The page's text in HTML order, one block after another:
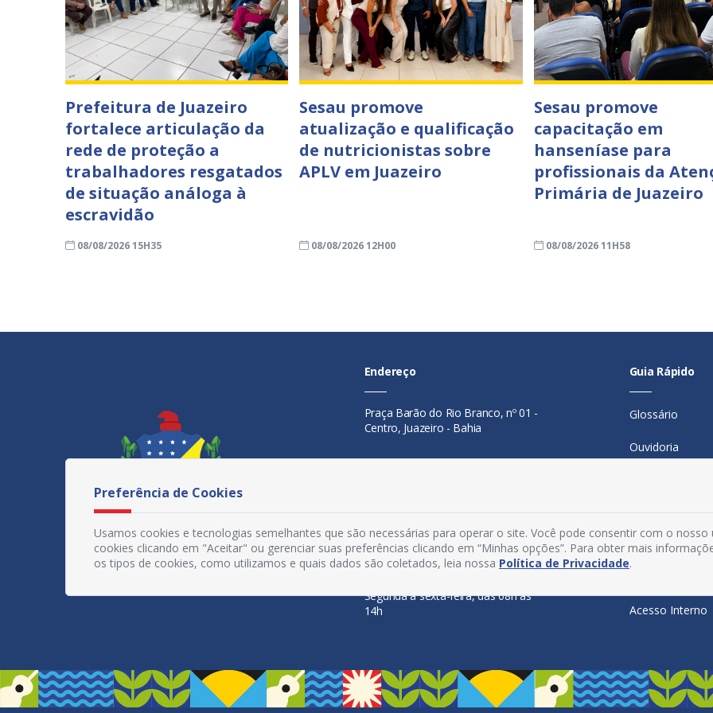
Prefeitura de Juazeiro
fortalece articulação da
rede de proteção a
trabalhadores resgatados
de situação análoga à
escravidão
08/08/2026 15H35
Sesau promove
atualização e qualificação
de nutricionistas sobre
APLV em Juazeiro
08/08/2026 12H00
Sesau promove
capacitação em
hanseníase para
profissionais da
Primária de Juazeiro
08/08/2026 11H58
Endereço
Praça Barão do Rio Branco, nº 01 -
Centro, Juazeiro - Bahia
Contato
Horário De Funcionamento
Segunda a sexta-feira, das 08h às
14h
Guia Rápido
Glossário
Ouvidoria
Perguntas
Manual de
Acesso Interno
Preferência de Cookies
Usamos cookies e tecnologias semelhantes que são necessárias para operar o site. Você pode consentir com o nosso
cookies clicando em "Aceitar" ou gerenciar suas preferências clicando em “Minhas opções”. Para obter mais
os tipos de cookies, como utilizamos e quais dados são coletados, leia nossa Política de Privacidade.